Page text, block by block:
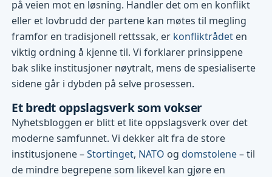
på veien mot en løsning. Handler det om en konflikt
eller et lovbrudd der partene kan møtes til megling
framfor en tradisjonell rettssak, er konfliktrådet en
viktig ordning å kjenne til. Vi forklarer prinsippene
bak slike institusjoner nøytralt, mens de spesialiserte
sidene går i dybden på selve prosessen.
Et bredt oppslagsverk som vokser
Nyhetsbloggen er blitt et lite oppslagsverk over det
moderne samfunnet. Vi dekker alt fra de store
institusjonene –Stortinget, NATO ogdomstolene– til
de mindre begrepene som likevel kan gjøre en